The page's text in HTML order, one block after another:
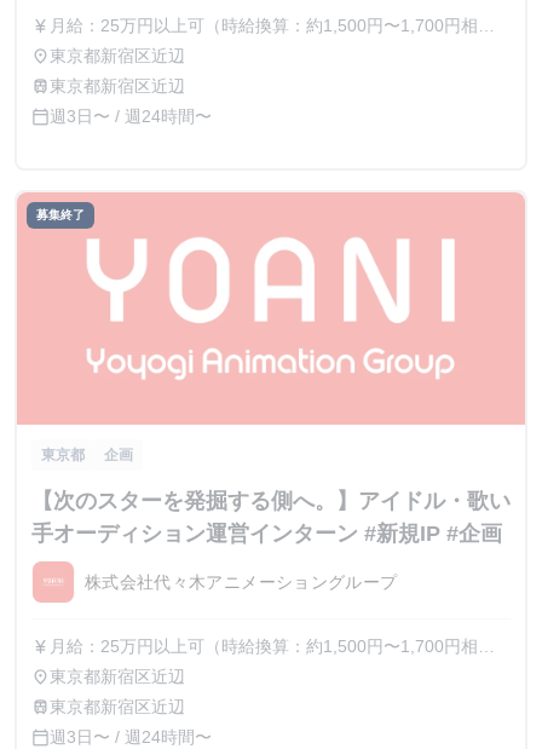
currency_yen 月給：25万円以上可（時給換算：約1,500円〜1,700円相
当） ※選考を通じて最終的な金額が調整（上振れ・下振
れ）されることがございます。 ※インターン期間中の貢献
place東京都新宿区近辺
train東京都新宿区近辺
calendar_today週3日〜 / 週24時間〜
募集終了
東京都 企画
【次のスターを発掘する側へ。】アイドル・歌い
手オーディション運営インターン #新規IP #企画
株式会社代々木アニメーショングループ
currency_yen 月給：25万円以上可（時給換算：約1,500円〜1,700円相
当） ※選考を通じて最終的な金額が調整（上振れ・下振
れ）されることがございます。 ※インターン期間中の貢献
place東京都新宿区近辺
train東京都新宿区近辺
calendar_today週3日〜 / 週24時間〜